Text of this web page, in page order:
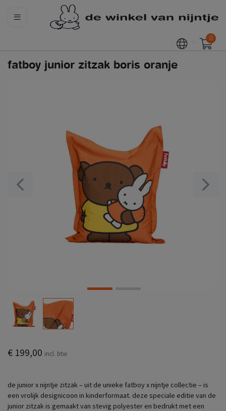
0
fatboy junior zitzak boris oranje
€ 199,00 incl. btw
de junior x nijntje zitzak – uit de unieke fatboy x nijntje collectie – is
een vrolijk designicoon in kinderformaat. deze speciale editie van de
junior zitzak is gemaakt van stevig polyester en bedrukt met een